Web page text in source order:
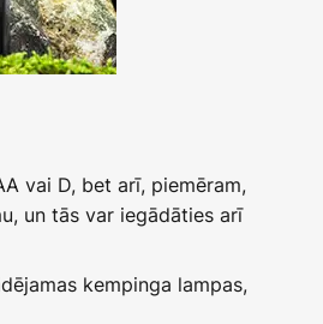
vai D, bet arī, piemēram,
un tās var iegādāties arī
kempinga lampas,